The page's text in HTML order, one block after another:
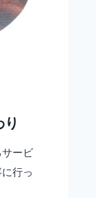
ービ
行っ